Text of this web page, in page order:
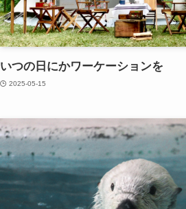
いつの日にかワーケーションを
2025-05-15